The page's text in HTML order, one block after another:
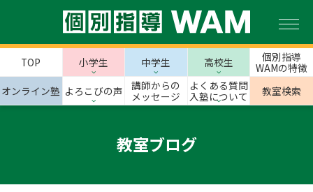
TOP 小学生 中学生 高校生
個別指導
WAMの特徴
オンライン塾 よろこびの声
講師からの
メッセージ
よくある質問
入塾について
教室検索
教室ブログ